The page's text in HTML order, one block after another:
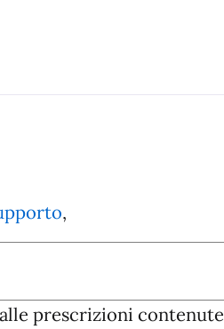
,
prescrizioni contenute